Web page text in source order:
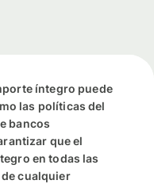
íntegro puede
las políticas del
bancos
que el
en todas las
cualquier